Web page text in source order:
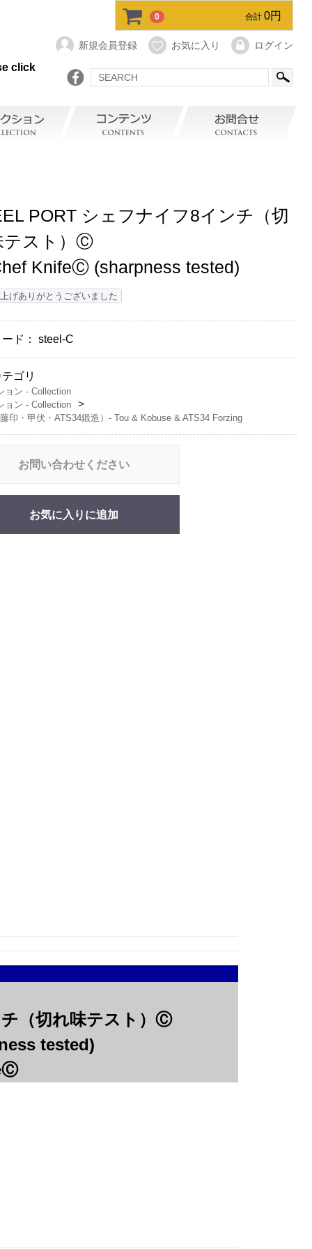
0 合計 0円
新規会員登録 お気に入り ログイン
click
PORT シェフナイフ8インチ（切
テスト）Ⓒ
KnifeⒸ (sharpness tested)
げありがとうございました
ド： steel-C
ゴリ
ョン - Collection
ョン - Collection
印・甲伏・ATS34鍛造）‐ Tou & Kobuse & ATS34 Forzing
お問い合わせください
お気に入りに追加
（切れ味テスト）Ⓒ
tested)